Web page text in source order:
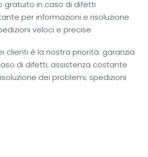
gratuito in caso di difetti
per informazioni e risoluzione
veloci e precise
clienti è la nostra priorità: garanzia
di difetti; assistenza costante
dei problemi; spedizioni